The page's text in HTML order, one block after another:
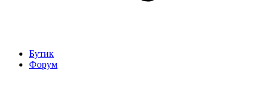
Бутик
Форум